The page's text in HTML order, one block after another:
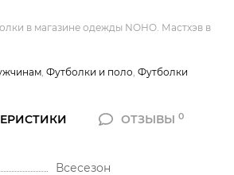
в магазине одежды NOHO. Мастхэв в
, Футболки и поло, Футболки
ОТЗЫВЫ0
Всесезон